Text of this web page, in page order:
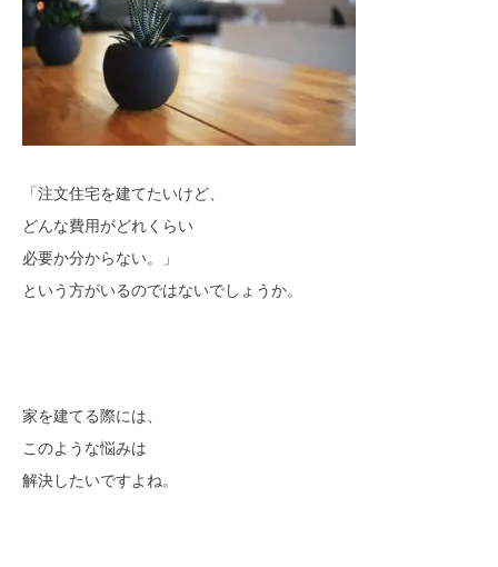
モデルハウス イベント参加
資料請求
SAWAMURAリフォーム
「注文住宅を建てたいけど、
どんな費用がどれくらい
必要か分からない。」
という方がいるのではないでしょうか。
家を建てる際には、
このような悩みは
解決したいですよね。